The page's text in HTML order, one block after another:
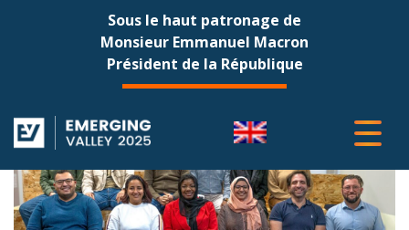
Sous le haut patronage de
Monsieur Emmanuel Macron
Président de la République